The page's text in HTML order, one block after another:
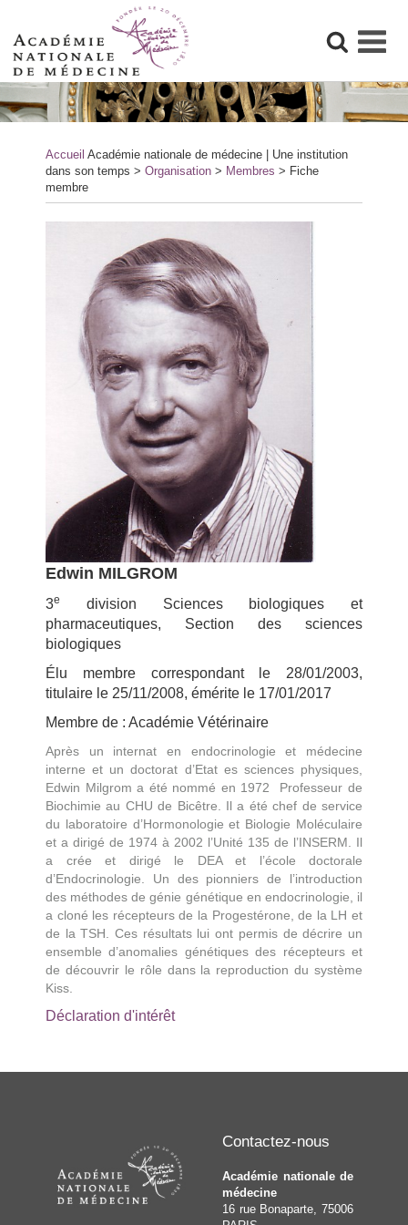
Skip
to
content
Accueil Académie nationale de médecine | Une institution
dans son temps > Organisation > Membres > Fiche
membre
Edwin MILGROM
3e
division Sciences biologiques et
pharmaceutiques, Section des sciences
biologiques
Élu membre correspondant le 28/01/2003,
titulaire le 25/11/2008, émérite le 17/01/2017
Membre de : Académie Vétérinaire
Après un internat en endocrinologie et médecine
interne et un doctorat d’Etat es sciences physiques,
Edwin Milgrom a été nommé en 1972 Professeur de
Biochimie au CHU de Bicêtre. Il a été chef de service
du laboratoire d’Hormonologie et Biologie Moléculaire
et a dirigé de 1974 à 2002 l’Unité 135 de l’INSERM. Il
a crée et dirigé le DEA et l’école doctorale
d’Endocrinologie. Un des pionniers de l’introduction
des méthodes de génie génétique en endocrinologie, il
a cloné les récepteurs de la Progestérone, de la LH et
de la TSH. Ces résultats lui ont permis de décrire un
ensemble d’anomalies génétiques des récepteurs et
de découvrir le rôle dans la reproduction du système
Kiss.
Déclaration d'intérêt
Contactez-nous
Académie nationale de
médecine
16 rue Bonaparte, 75006